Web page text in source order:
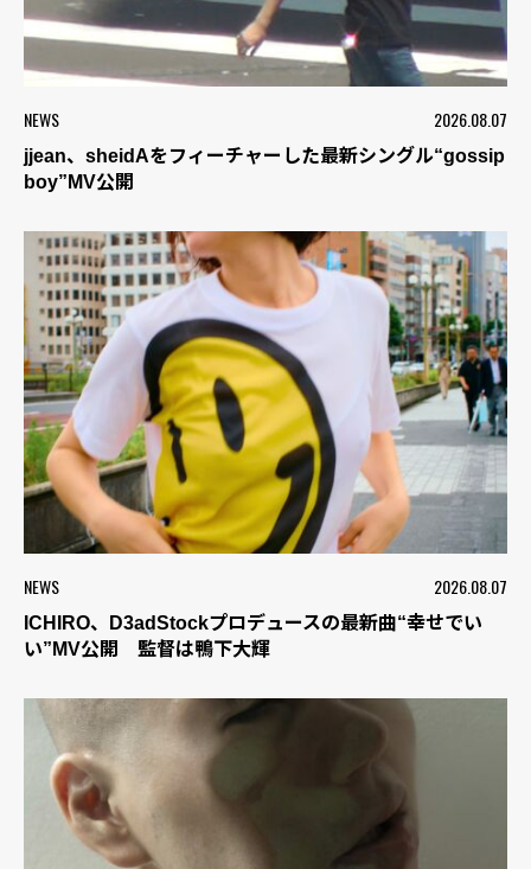
NEWS 2026.08.07
jjean、sheidAをフィーチャーした最新シングル“gossip
boy”MV公開
NEWS 2026.08.07
ICHIRO、D3adStockプロデュースの最新曲“幸せでい
い”MV公開 監督は鴨下大輝